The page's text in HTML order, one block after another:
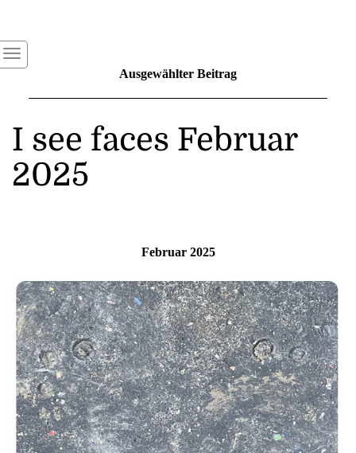
Ausgewählter Beitrag
I see faces Februar
2025
Februar 2025